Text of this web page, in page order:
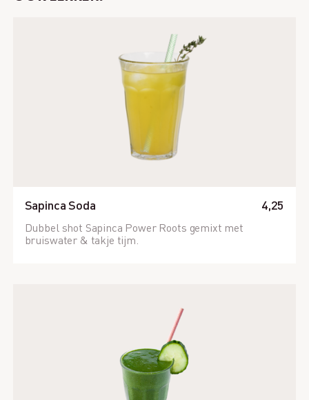
Sapinca Soda 4,25
Dubbel shot Sapinca Power Roots gemixt met
bruiswater & takje tijm.